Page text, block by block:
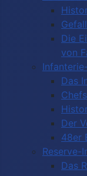
Die
von
Das
Der
48er
Reserve-
Das